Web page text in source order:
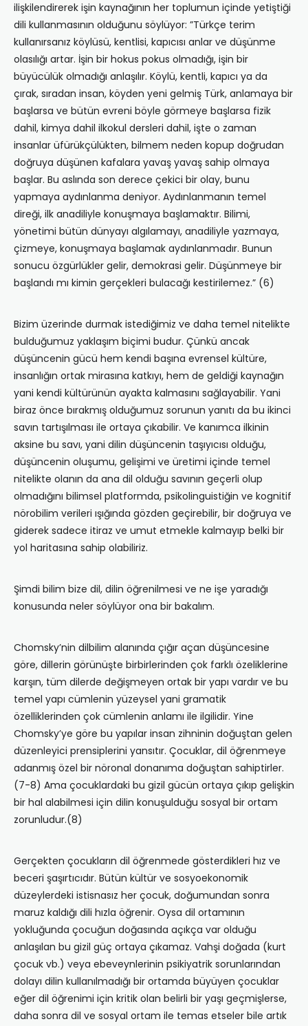
ilişkilendirerek işin kaynağının her toplumun içinde yetiştiği
dili kullanmasının olduğunu söylüyor: ”Türkçe terim
kullanırsanız köylüsü, kentlisi, kapıcısı anlar ve düşünme
olasılığı artar. İşin bir hokus pokus olmadığı, işin bir
büyücülük olmadığı anlaşılır. Köylü, kentli, kapıcı ya da
çırak, sıradan insan, köyden yeni gelmiş Türk, anlamaya bir
başlarsa ve bütün evreni böyle görmeye başlarsa fizik
dahil, kimya dahil ilkokul dersleri dahil, işte o zaman
insanlar üfürükçülükten, bilmem neden kopup doğrudan
doğruya düşünen kafalara yavaş yavaş sahip olmaya
başlar. Bu aslında son derece çekici bir olay, bunu
yapmaya aydınlanma deniyor. Aydınlanmanın temel
direği, ilk anadiliyle konuşmaya başlamaktır. Bilimi,
yönetimi bütün dünyayı algılamayı, anadiliyle yazmaya,
çizmeye, konuşmaya başlamak aydınlanmadır. Bunun
sonucu özgürlükler gelir, demokrasi gelir. Düşünmeye bir
başlandı mı kimin gerçekleri bulacağı kestirilemez.” (6)
Bizim üzerinde durmak istediğimiz ve daha temel nitelikte
bulduğumuz yaklaşım biçimi budur. Çünkü ancak
düşüncenin gücü hem kendi başına evrensel kültüre,
insanlığın ortak mirasına katkıyı, hem de geldiği kaynağın
yani kendi kültürünün ayakta kalmasını sağlayabilir. Yani
biraz önce bırakmış olduğumuz sorunun yanıtı da bu ikinci
savın tartışılması ile ortaya çıkabilir. Ve kanımca ilkinin
aksine bu savı, yani dilin düşüncenin taşıyıcısı olduğu,
düşüncenin oluşumu, gelişimi ve üretimi içinde temel
nitelikte olanın da ana dil olduğu savının geçerli olup
olmadığını bilimsel platformda, psikolinguistiğin ve kognitif
nörobilim verileri ışığında gözden geçirebilir, bir doğruya ve
giderek sadece itiraz ve umut etmekle kalmayıp belki bir
yol haritasına sahip olabiliriz.
Şimdi bilim bize dil, dilin öğrenilmesi ve ne işe yaradığı
konusunda neler söylüyor ona bir bakalım.
Chomsky’nin dilbilim alanında çığır açan düşüncesine
göre, dillerin görünüşte birbirlerinden çok farklı özeliklerine
karşın, tüm dilerde değişmeyen ortak bir yapı vardır ve bu
temel yapı cümlenin yüzeysel yani gramatik
özelliklerinden çok cümlenin anlamı ile ilgilidir. Yine
Chomsky’ye göre bu yapılar insan zihninin doğuştan gelen
düzenleyici prensiplerini yansıtır. Çocuklar, dil öğrenmeye
adanmış özel bir nöronal donanıma doğuştan sahiptirler.
(7-8) Ama çocuklardaki bu gizil gücün ortaya çıkıp gelişkin
bir hal alabilmesi için dilin konuşulduğu sosyal bir ortam
zorunludur.(8)
Gerçekten çocukların dil öğrenmede gösterdikleri hız ve
beceri şaşırtıcıdır. Bütün kültür ve sosyoekonomik
düzeylerdeki istisnasız her çocuk, doğumundan sonra
maruz kaldığı dili hızla öğrenir. Oysa dil ortamının
yokluğunda çocuğun doğasında açıkça var olduğu
anlaşılan bu gizil güç ortaya çıkamaz. Vahşi doğada (kurt
çocuk vb.) veya ebeveynlerinin psikiyatrik sorunlarından
dolayı dilin kullanılmadığı bir ortamda büyüyen çocuklar
eğer dil öğrenimi için kritik olan belirli bir yaşı geçmişlerse,
daha sonra dil ve sosyal ortam ile temas etseler bile artık